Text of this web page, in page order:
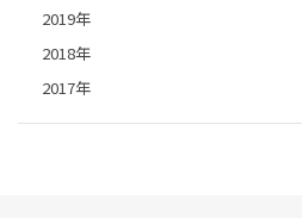
2019年
2018年
2017年